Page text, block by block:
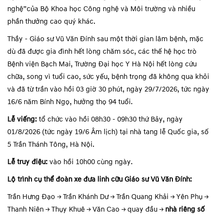
nghệ”của Bộ Khoa học Công nghệ và Môi trường và nhiều
phần thưởng cao quý khác.
Thầy - Giáo sư Vũ Văn Đính sau một thời gian lâm bệnh, mặc
dù đã được gia đình hết lòng chăm sóc, các thế hệ học trò
Bệnh viện Bạch Mai, Trường Đại học Y Hà Nội hết lòng cứu
chữa, song vì tuổi cao, sức yếu, bệnh trọng đã không qua khỏi
và đã từ trần vào hồi 03 giờ 30 phút, ngày 29/7/2026, tức ngày
16/6 năm Bính Ngọ, hưởng thọ 94 tuổi.
Lễ viếng: tổ chức vào hồi 08h30 - 09h30 thứ Bảy, ngày
01/8/2026 (tức ngày 19/6 Âm lịch) tại nhà tang lễ Quốc gia, số
5 Trần Thánh Tông, Hà Nội.
Lễ truy điệu: vào hồi 10h00 cùng ngày.
Lộ trình cụ thể đoàn xe đưa linh cữu Giáo sư Vũ Văn Đính:
Trần Hưng Đạo → Trần Khánh Dư → Trần Quang Khải → Yên Phụ →
Thanh Niên → Thụy Khuê → Văn Cao → quay đầu → nhà riêng số